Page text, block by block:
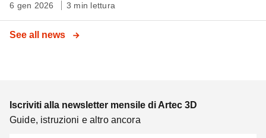
6 gen 2026 3 min lettura
See all news
Iscriviti alla newsletter mensile di Artec 3D
Guide, istruzioni e altro ancora